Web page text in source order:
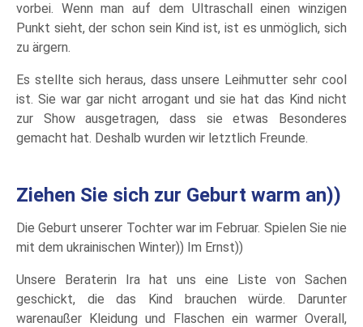
vorbei. Wenn man auf dem Ultraschall einen winzigen
Punkt sieht, der schon sein Kind ist, ist es unmöglich, sich
zu ärgern.
Es stellte sich heraus, dass unsere Leihmutter sehr cool
ist. Sie war gar nicht arrogant und sie hat das Kind nicht
zur Show ausgetragen, dass sie etwas Besonderes
gemacht hat. Deshalb wurden wir letztlich Freunde.
Ziehen Sie sich zur Geburt warm an))
Die Geburt unserer Tochter war im Februar. Spielen Sie nie
mit dem ukrainischen Winter)) Im Ernst))
Unsere Beraterin Ira hat uns eine Liste von Sachen
geschickt, die das Kind brauchen würde. Darunter
warenaußer Kleidung und Flaschen ein warmer Overall,